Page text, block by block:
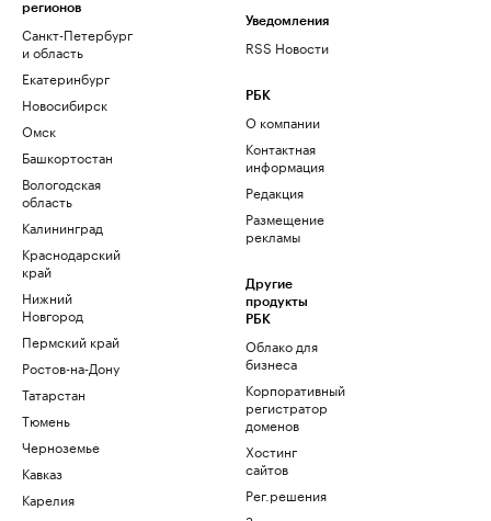
регионов
Санкт-Петербург
и область
Екатеринбург
Новосибирск
Омск
Башкортостан
Вологодская
область
Калининград
Краснодарский
край
Нижний
Новгород
Пермский край
Ростов-на-Дону
Татарстан
Тюмень
Черноземье
Кавказ
Карелия
Уведомления
RSS Новости
РБК
О компании
Контактная
информация
Редакция
Размещение
рекламы
Другие
продукты
РБК
Облако для
бизнеса
Корпоративный
регистратор
доменов
Хостинг
сайтов
Рег.решения